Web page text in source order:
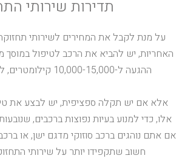
תדירות שירותי
על מנת לקבל את המחירים לשירותי
האחריות, יש להביא את הרכב לטיפול
ההגעה ל-10,000-15,000 קילומטרים, לפי המוקדם ביניהם.
אלא אם יש תקלה ספציפית, יש לבצע את
אלו, כדי למנוע בעיות נפוצות ברכבים,
אם אתם נוהגים ברכב סוזוקי מדגם ישן, או
חשוב שתקפידו יותר על שירותי